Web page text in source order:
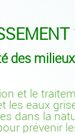
des
et le
les eaux
dans la
prévenir